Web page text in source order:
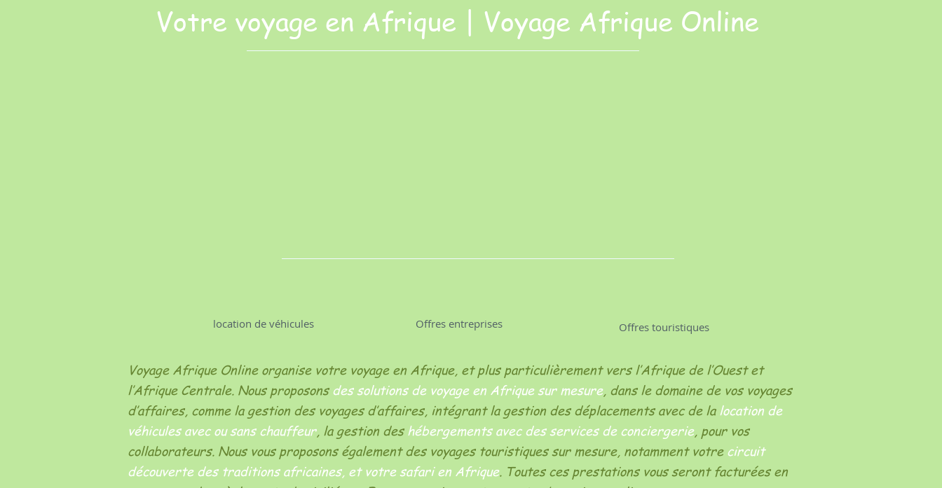
Votre voyage en Afrique | Voyage Afrique Online
location de véhicules Offres entreprises Offres touristiques
Voyage Afrique Online organise votre voyage en Afrique, et plus particulièrement vers l’Afrique de l’Ouest et
l’Afrique Centrale. Nous proposons des solutions de voyage en Afrique sur mesure, dans le domaine de vos voyages
d’affaires, comme la gestion des voyages d’affaires, intégrant la gestion des déplacements avec de la location de
véhicules avec ou sans chauffeur, la gestion deshébergements avec des services de conciergerie, pour vos
collaborateurs. Nous vous proposons également des voyages touristiques sur mesure, notamment votre circuit
découverte des traditions africaines, et votre safari en Afrique. Toutes ces prestations vous seront facturées en